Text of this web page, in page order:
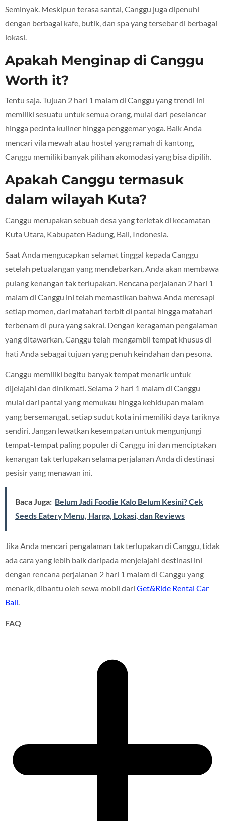
Seminyak. Meskipun terasa santai, Canggu juga dipenuhi
dengan berbagai kafe, butik, dan spa yang tersebar di berbagai
lokasi.
Apakah Menginap di Canggu
Worth it?
Tentu saja. Tujuan 2 hari 1 malam di Canggu yang trendi ini
memiliki sesuatu untuk semua orang, mulai dari peselancar
hingga pecinta kuliner hingga penggemar yoga. Baik Anda
mencari vila mewah atau hostel yang ramah di kantong,
Canggu memiliki banyak pilihan akomodasi yang bisa dipilih.
Apakah Canggu termasuk
dalam wilayah Kuta?
Canggu merupakan sebuah desa yang terletak di kecamatan
Kuta Utara, Kabupaten Badung, Bali, Indonesia.
Saat Anda mengucapkan selamat tinggal kepada Canggu
setelah petualangan yang mendebarkan, Anda akan membawa
pulang kenangan tak terlupakan. Rencana perjalanan 2 hari 1
malam di Canggu ini telah memastikan bahwa Anda meresapi
setiap momen, dari matahari terbit di pantai hingga matahari
terbenam di pura yang sakral. Dengan keragaman pengalaman
yang ditawarkan, Canggu telah mengambil tempat khusus di
hati Anda sebagai tujuan yang penuh keindahan dan pesona.
Canggu memiliki begitu banyak tempat menarik untuk
dijelajahi dan dinikmati. Selama 2 hari 1 malam di Canggu
mulai dari pantai yang memukau hingga kehidupan malam
yang bersemangat, setiap sudut kota ini memiliki daya tariknya
sendiri. Jangan lewatkan kesempatan untuk mengunjungi
tempat-tempat paling populer di Canggu ini dan menciptakan
kenangan tak terlupakan selama perjalanan Anda di destinasi
pesisir yang menawan ini.
Baca Juga: Belum Jadi Foodie Kalo Belum Kesini? Cek
Seeds Eatery Menu, Harga, Lokasi, dan Reviews
Jika Anda mencari pengalaman tak terlupakan di Canggu, tidak
ada cara yang lebih baik daripada menjelajahi destinasi ini
dengan rencana perjalanan 2 hari 1 malam di Canggu yang
menarik, dibantu oleh sewa mobil dari Get&Ride Rental Car
Bali.
FAQ